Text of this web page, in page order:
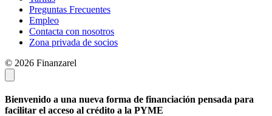
Preguntas Frecuentes
Empleo
Contacta con nosotros
Zona privada de socios
© 2026 Finanzarel
Bienvenido a una nueva forma de financiación pensada para
facilitar el acceso al crédito a la PYME